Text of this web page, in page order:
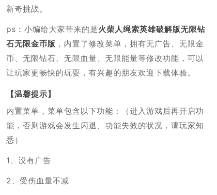
新奇挑战。
ps：小编给大家带来的是火柴人绳索英雄破解版无限钻
石无限金币版 ，内置了修改菜单，拥有无广告、无限金
币、无限钻石、无限血量、无限能量等修改功能，可以
让玩家更畅快的玩耍，有兴趣的朋友欢迎下载体验。
【温馨提示】
内置菜单，菜单包含以下功能：（进入游戏后再开启功
能，否则游戏会发生闪退、功能失效的状况，请玩家知
悉）
1、没有广告
2、受伤血量不减